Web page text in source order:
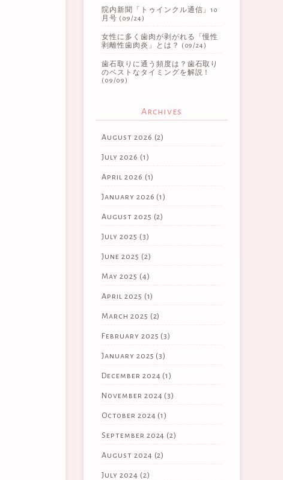
院内新聞「トゥインクル通信」10
月号 (09/24)
女性に多く歯肉が剥がれる「慢性
剥離性歯肉炎」とは？
(09/24)
歯石取りに通う頻度は？歯石取り
のベストなタイミングを解説！
(09/09)
Archives
August 2026 (2)
July 2026 (1)
April 2026 (1)
January 2026 (1)
August 2025 (2)
July 2025 (3)
June 2025 (2)
May 2025 (4)
April 2025 (1)
March 2025 (2)
February 2025 (3)
January 2025 (3)
December 2024 (1)
November 2024 (3)
October 2024 (1)
September 2024 (2)
August 2024 (2)
July 2024 (2)